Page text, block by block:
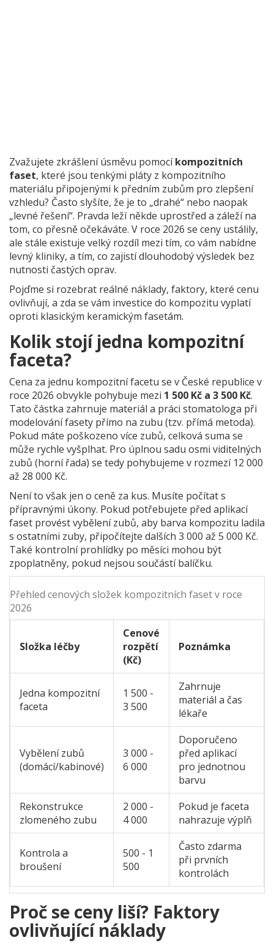
Zvažujete zkrášlení úsměvu pomocíkompozitních
faset, které jsou tenkými pláty z kompozitního
materiálu připojenými k předním zubům pro zlepšení
vzhledu? Často slyšíte, že je to „drahé“ nebo naopak
„levné řešení“. Pravda leží někde uprostřed a záleží na
tom, co přesně očekáváte. V roce 2026 se ceny ustálily,
ale stále existuje velký rozdíl mezi tím, co vám nabídne
levný kliniky, a tím, co zajistí dlouhodobý výsledek bez
nutnosti častých oprav.
Pojďme si rozebrat reálné náklady, faktory, které cenu
ovlivňují, a zda se vám investice do kompozitu vyplatí
oproti klasickým keramickým fasetám.
Kolik stojí jedna kompozitní
faceta?
Cena za jednu kompozitní facetu se v České republice v
roce 2026 obvykle pohybuje mezi 1 500 Kč a 3 500 Kč.
Tato částka zahrnuje materiál a práci stomatologa při
modelování fasety přímo na zubu (tzv. přímá metoda).
Pokud máte poškozeno více zubů, celková suma se
může rychle vyšplhat. Pro úplnou sadu osmi viditelných
zubů (horní řada) se tedy pohybujeme v rozmezí 12 000
až 28 000 Kč.
Není to však jen o ceně za kus. Musíte počítat s
přípravnými úkony. Pokud potřebujete před aplikací
faset provést vybělení zubů, aby barva kompozitu ladila
s ostatními zuby, připočítejte dalších 3 000 až 5 000 Kč.
Také kontrolní prohlídky po měsíci mohou být
zpoplatněny, pokud nejsou součástí balíčku.
Přehled cenových složek kompozitních faset v roce
2026
Složka léčby
Cenové
rozpětí
(Kč)
Poznámka
Jedna kompozitní
faceta
1 500 -
3 500
Zahrnuje
materiál a čas
lékaře
Vybělení zubů
(domácí/kabinové)
3 000 -
6 000
Doporučeno
před aplikací
pro jednotnou
barvu
Rekonstrukce
zlomeného zubu
2 000 -
4 000
Pokud je faceta
nahrazuje výplň
Kontrola a
broušení
500 - 1
500
Často zdarma
při prvních
kontrolách
Proč se ceny liší? Faktory
ovlivňující náklady